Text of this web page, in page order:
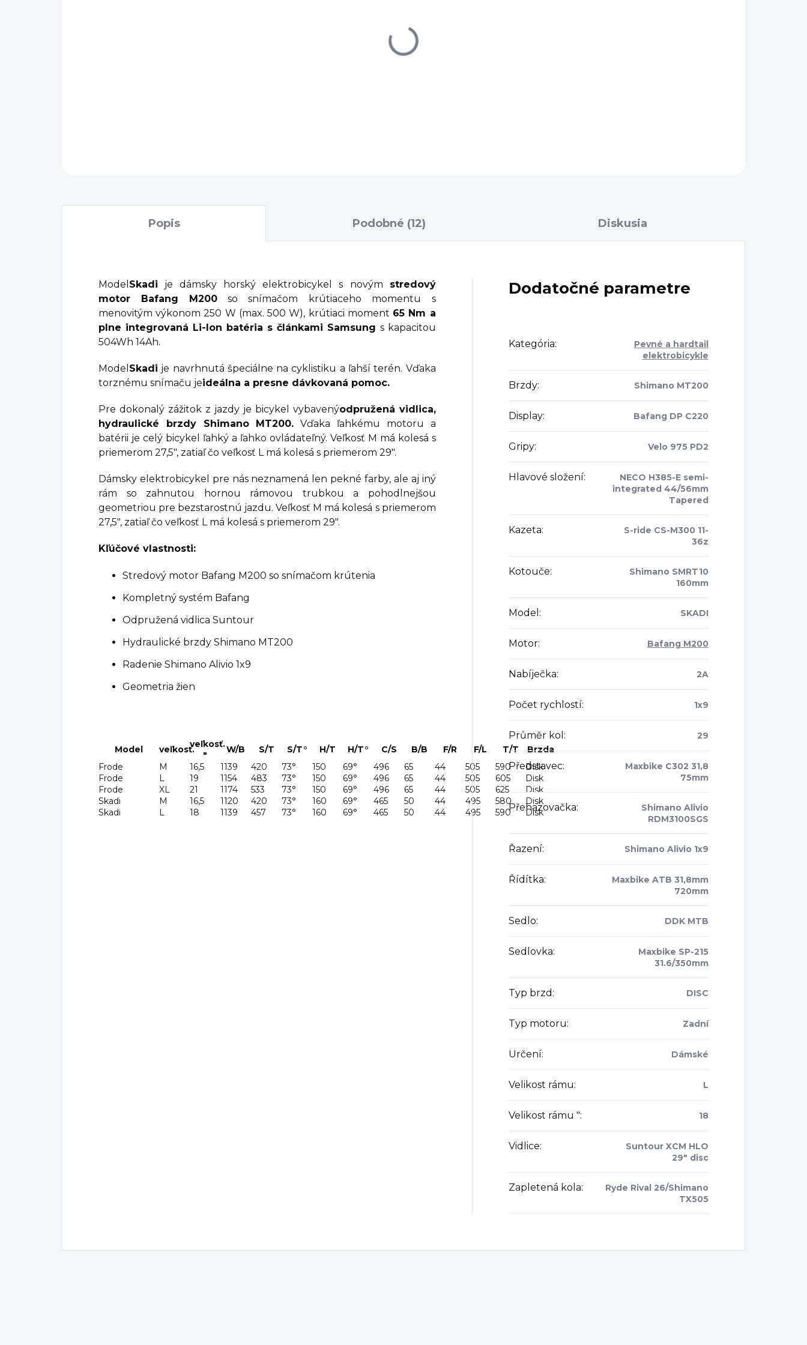
Popis Podobné (12) Diskusia
Model Skadi je dámsky horský elektrobicykel s novým stredový
motor Bafang
M200so snímačom krútiaceho momentu s
menovitým výkonom 250 W (max. 500 W), krútiaci moment 65 Nm a
plne integrovaná Li-Ion batéria s článkami Samsung s kapacitou
504Wh 14Ah.
Model Skadi je navrhnutá špeciálne na cyklistiku a ľahší terén. Vďaka
torznému snímaču jeideálna a presne dávkovaná pomoc.
Pre dokonalý zážitok z jazdy je bicykel vybavenýodpružená vidlica,
hydraulické brzdy Shimano MT200. Vďaka ľahkému motoru a
batérii je celý bicykel ľahký a ľahko ovládateľný. Veľkosť M má kolesá s
priemerom 27,5", zatiaľ čo veľkosť L má kolesá s priemerom 29".
Dámsky elektrobicykel pre nás neznamená len pekné farby, ale aj iný
rám so zahnutou hornou rámovou trubkou a pohodlnejšou
geometriou pre bezstarostnú jazdu. Veľkosť M má kolesá s priemerom
27,5", zatiaľ čo veľkosť L má kolesá s priemerom 29".
Kľúčové vlastnosti:
Stredový motor Bafang M200 so snímačom krútenia
Kompletný systém Bafang
Odpružená vidlica Suntour
Hydraulické brzdy Shimano MT200
Radenie Shimano Alivio 1x9
Geometria žien
Model veľkosť.veľkosť.
"
W/B S/T S/T° H/T H/T° C/S B/B F/R F/L T/T
Brzda
Frode
M 16,5 1139 420 73° 150 69° 496 65 44 505 590
Disk
Frode
L 19 1154 483 73° 150 69° 496 65 44 505 605
Disk
Frode
XL 21 1174 533 73° 150 69° 496 65 44 505 625
Disk
Skadi
M 16,5 1120 420 73° 160 69° 465 50 44 495 580
Disk
Skadi
L 18 1139 457 73° 160 69° 465 50 44 495 590 Disk
Dodatočné parametre
Kategória:
Pevné a hardtail
elektrobicykle
Brzdy: Shimano MT200
Display: Bafang DP C220
Gripy: Velo 975 PD2
Hlavové složení:
NECO H385-E semi-
integrated 44/56mm
Tapered
Kazeta:
S-ride CS-M300 11-
36z
Kotouče:
Shimano SMRT10
160mm
Model : SKADI
Motor: Bafang M200
Nabíječka: 2A
Počet rychlostí: 1x9
Průměr kol : 29
Představec:
Maxbike C302 31,8
75mm
Přehazovačka:
Shimano Alivio
RDM3100SGS
Řazení: Shimano Alivio 1x9
Řídítka:
Maxbike ATB 31,8mm
720mm
Sedlo: DDK MTB
Sedlovka:
Maxbike SP-215
31.6/350mm
Typ brzd : DISC
Typ motoru: Zadní
Určení: Dámské
Velikost rámu: L
Velikost rámu ": 18
Vidlice:
Suntour XCM HLO
29" disc
Zapletená kola:
Ryde Rival 26/Shimano
TX505